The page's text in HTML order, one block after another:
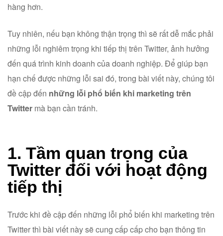
hàng hơn.
Tuy nhiên, nếu bạn không thận trọng thì sẽ rất dễ mắc phải
những lỗi nghiêm trọng khi tiếp thị trên Twitter, ảnh hưởng
đến quá trình kinh doanh của doanh nghiệp. Để giúp bạn
hạn chế được những lỗi sai đó, trong bài viết này, chúng tôi
đề cập đến những lỗi phổ biến khi marketing trên
Twitter mà bạn cần tránh.
1. Tầm quan trọng của
Twitter đối với hoạt động
tiếp thị
Trước khi đề cập đến những lỗi phổ biến khi marketing trên
Twitter thì bài viết này sẽ cung cấp cấp cho bạn thông tin